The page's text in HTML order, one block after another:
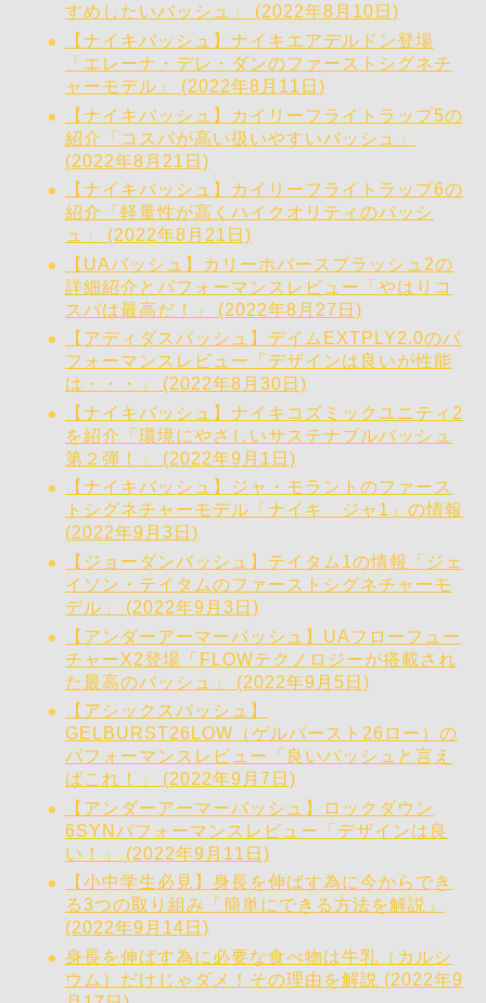
すめしたいバッシュ」 (2022年8月10日)
【ナイキバッシュ】ナイキエアデルドン登場
「エレーナ・デレ・ダンのファーストシグネチ
ャーモデル」 (2022年8月11日)
【ナイキバッシュ】カイリーフライトラップ5の
紹介「コスパが高い扱いやすいバッシュ」
(2022年8月21日)
【ナイキバッシュ】カイリーフライトラップ6の
紹介「軽量性が高くハイクオリティのバッシ
ュ」 (2022年8月21日)
【UAバッシュ】カリーホバースプラッシュ2の
詳細紹介とパフォーマンスレビュー「やはりコ
スパは最高だ！」 (2022年8月27日)
【アディダスバッシュ】デイムEXTPLY2.0のパ
フォーマンスレビュー「デザインは良いが性能
は・・・」 (2022年8月30日)
【ナイキバッシュ】ナイキコズミックユニティ2
を紹介「環境にやさしいサステナブルバッシュ
第２弾！」 (2022年9月1日)
【ナイキバッシュ】ジャ・モラントのファース
トシグネチャーモデル「ナイキ ジャ1」の情報
(2022年9月3日)
【ジョーダンバッシュ】テイタム1の情報「ジェ
イソン・テイタムのファーストシグネチャーモ
デル」 (2022年9月3日)
【アンダーアーマーバッシュ】UAフローフュー
チャーX2登場「FLOWテクノロジーが搭載され
た最高のバッシュ」 (2022年9月5日)
【アシックスバッシュ】
GELBURST26LOW（ゲルバースト26ロー）の
パフォーマンスレビュー「良いバッシュと言え
ばこれ！」 (2022年9月7日)
【アンダーアーマーバッシュ】ロックダウン
6SYNパフォーマンスレビュー「デザインは良
い！」 (2022年9月11日)
【小中学生必見】身長を伸ばす為に今からでき
る3つの取り組み「簡単にできる方法を解説」
(2022年9月14日)
身長を伸ばす為に必要な食べ物は牛乳（カルシ
ウム）だけじゃダメ！その理由を解説 (2022年9